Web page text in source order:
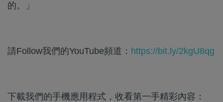
的。」
請Follow我們的YouTube頻道： https://bit.ly/2kgU8qg
下載我們的手機應用程式，收看第一手精彩內容：